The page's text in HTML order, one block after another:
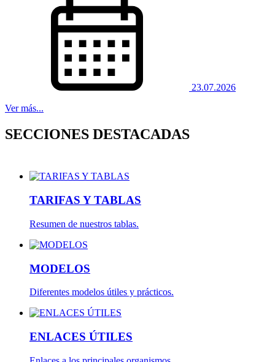
23.07.2026
Ver más...
SECCIONES DESTACADAS
TARIFAS Y TABLAS
Resumen de nuestros tablas.
MODELOS
Diferentes modelos útiles y prácticos.
ENLACES ÚTILES